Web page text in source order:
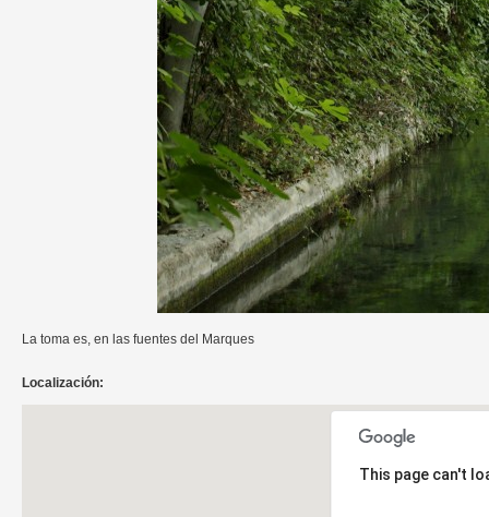
La toma es, en las fuentes del Marques
Localización:
This page can't